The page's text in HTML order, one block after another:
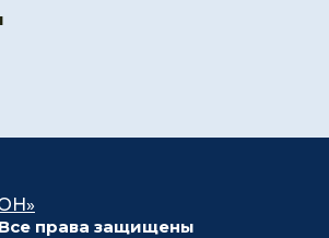
права защищены